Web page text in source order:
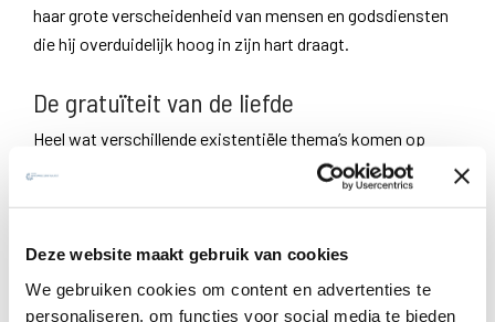
Deze website maakt gebruik van cookies
We gebruiken cookies om content en advertenties te
personaliseren, om functies voor social media te bieden
haar grote verscheidenheid van mensen en godsdiensten
die hij overduidelijk hoog in zijn hart draagt.
De gratuïteit van de liefde
Heel wat verschillende existentiële thema’s komen op
deze wijze aan de beurt: vergeving, liefde, ouderschap,
lijden, frustratie, eenzaamheid, verbondenheid enz. Een
rode draad doorheen het hele boek geweven. Het raakt aan
de kern van de openbaring van Jezus en blijkt ook een van
de grootste uitdagingen te zijn waar van der Lugt steeds